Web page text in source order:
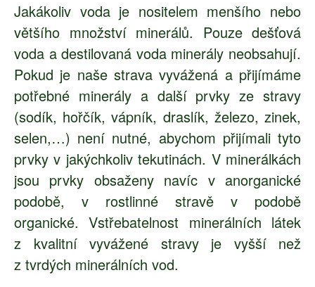
Jakákoliv voda je nositelem menšího nebo
většího množství minerálů. Pouze dešťová
voda a destilovaná voda minerály neobsahují.
Pokud je naše strava vyvážená a přijímáme
potřebné minerály a další prvky ze stravy
(sodík, hořčík, vápník, draslík, železo, zinek,
selen,…) není nutné, abychom přijímali tyto
prvky v jakýchkoliv tekutinách. V minerálkách
jsou prvky obsaženy navíc v anorganické
podobě, v rostlinné stravě v podobě
organické. Vstřebatelnost minerálních látek
z kvalitní vyvážené stravy je vyšší než
z tvrdých minerálních vod.